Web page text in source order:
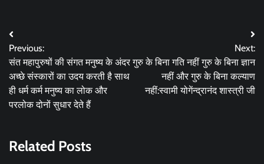
Post
navigation
Previous:
संत महापुरुषों की संगत मनुष्य के अंदर
अच्छे संस्कारों का उदय करती है साथ
ही धर्म कर्म मनुष्य का लोक और
परलोक दोनों सुधार देते हैं
Next:
गुरु के बिना गति नहीं गुरु के बिना ज्ञान
नहीं और गुरु के बिना कल्याण
नहीं:स्वामी योगेंन्द्रानंद शास्त्री जी
Related Posts